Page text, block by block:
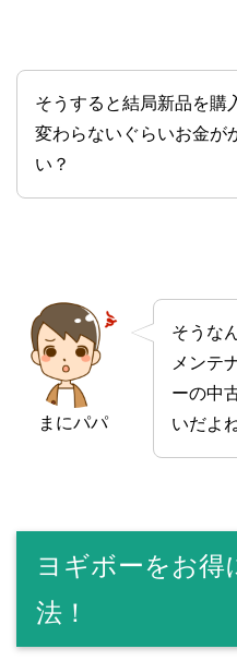
そうすると結局新品を購
変わらないぐらいお金が
い？
まにパパ
そうな
メンテ
ーの中
いだよ
ヨギボーをお得
法！